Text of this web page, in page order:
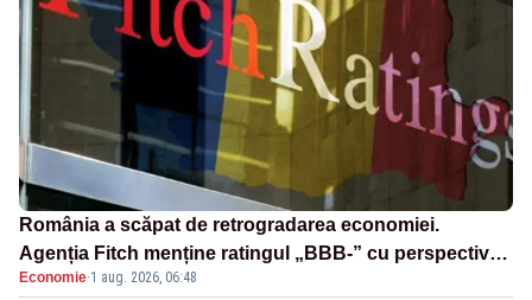
România a scăpat de retrogradarea economiei.
Agenția Fitch menține ratingul „BBB-” cu perspectivă
negativă
Economie·1 aug. 2026, 06:48